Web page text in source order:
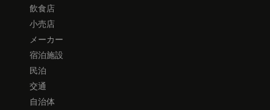
飲食店
小売店
メーカー
宿泊施設
民泊
交通
自治体